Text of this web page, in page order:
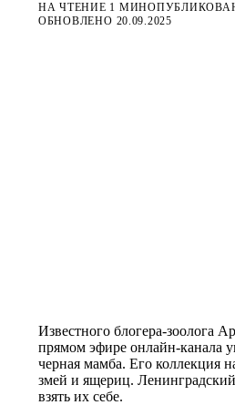
НА ЧТЕНИЕ 1 МИН
ОБНОВЛЕНО 20.09.2025
Известного блогера-зоолога
прямом эфире онлайн-канала
черная мамба. Его коллекция
змей и ящериц. Ленинградский
взять их себе.